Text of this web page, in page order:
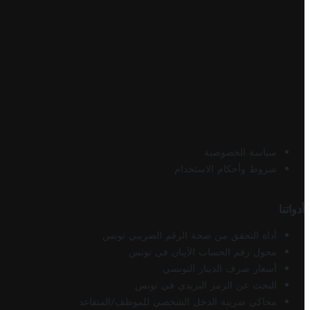
سياسة الخصوصية
شروط وأحكام الاستخدام
أدواتنا
أداة التحقق من صحة الرقم الضريبي تونس
محول رقم الحساب الآيبان في تونس
أسعار صرف الدينار التونسي
البحث عن الرمز البريدي في تونس
محاكي ضريبة الدخل الشخصي للموظف/المتقاعد